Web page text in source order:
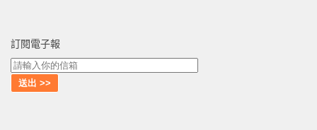
訂閱電子報